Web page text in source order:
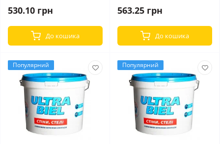
530.10 грн
До кошика
563.25 грн
До кошика
Популярний Популярний